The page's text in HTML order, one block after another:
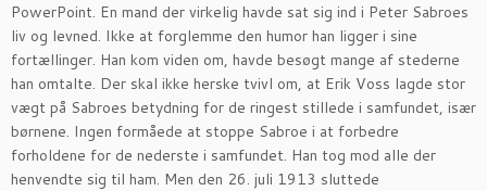
PowerPoint. En mand der virkelig havde sat sig ind i Peter Sabroes
liv og levned. Ikke at forglemme den humor han ligger i sine
fortællinger. Han kom viden om, havde besøgt mange af stederne
han omtalte. Der skal ikke herske tvivl om, at Erik Voss lagde stor
vægt på Sabroes betydning for de ringest stillede i samfundet, især
børnene. Ingen formåede at stoppe Sabroe i at forbedre
forholdene for de nederste i samfundet. Han tog mod alle der
henvendte sig til ham. Men den 26. juli 1913 sluttede